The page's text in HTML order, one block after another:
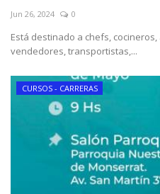
Jun 26, 2024 0
Está destinado a chefs,
vendedores, transportistas,...
CURSOS - CARRERAS